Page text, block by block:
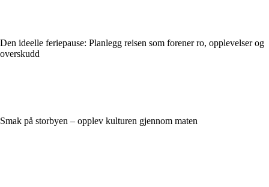
Den ideelle feriepause: Planlegg reisen som forener ro, opplevelser og
overskudd
Smak på storbyen – opplev kulturen gjennom maten